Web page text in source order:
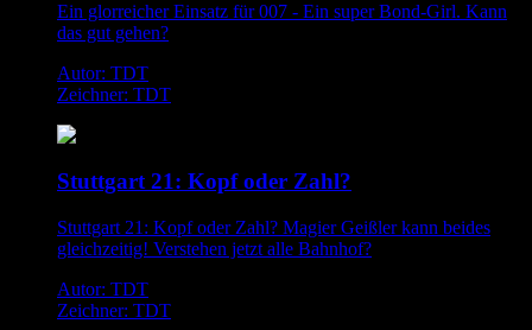
Ein glorreicher Einsatz für 007 - Ein super Bond-Girl. Kann
das gut gehen?
Autor: TDT
Zeichner: TDT
Stuttgart 21: Kopf oder Zahl?
Stuttgart 21: Kopf oder Zahl? Magier Geißler kann beides
gleichzeitig! Verstehen jetzt alle Bahnhof?
Autor: TDT
Zeichner: TDT